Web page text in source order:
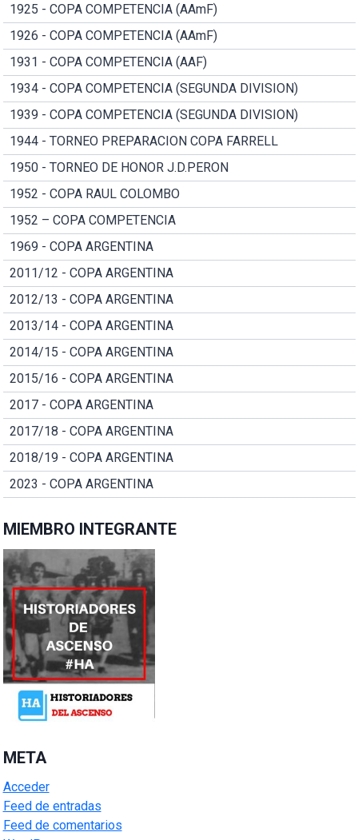
1925 - COPA COMPETENCIA (AAmF)
1926 - COPA COMPETENCIA (AAmF)
1931 - COPA COMPETENCIA (AAF)
1934 - COPA COMPETENCIA (SEGUNDA DIVISION)
1939 - COPA COMPETENCIA (SEGUNDA DIVISION)
1944 - TORNEO PREPARACION COPA FARRELL
1950 - TORNEO DE HONOR J.D.PERON
1952 - COPA RAUL COLOMBO
1952 – COPA COMPETENCIA
1969 - COPA ARGENTINA
2011/12 - COPA ARGENTINA
2012/13 - COPA ARGENTINA
2013/14 - COPA ARGENTINA
2014/15 - COPA ARGENTINA
2015/16 - COPA ARGENTINA
2017 - COPA ARGENTINA
2017/18 - COPA ARGENTINA
2018/19 - COPA ARGENTINA
2023 - COPA ARGENTINA
MIEMBRO INTEGRANTE
META
Acceder
Feed de entradas
Feed de comentarios